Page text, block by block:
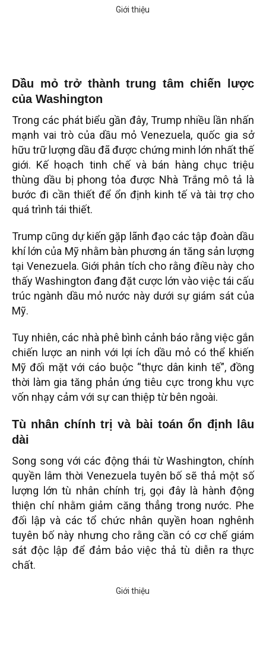
Dầu mỏ trở thành trung tâm chiến lược
của Washington
Trong các phát biểu gần đây, Trump nhiều lần nhấn
mạnh vai trò của dầu mỏ Venezuela, quốc gia sở
hữu trữ lượng dầu đã được chứng minh lớn nhất thế
giới. Kế hoạch tinh chế và bán hàng chục triệu
thùng dầu bị phong tỏa được Nhà Trắng mô tả là
bước đi cần thiết để ổn định kinh tế và tài trợ cho
quá trình tái thiết.
Trump cũng dự kiến gặp lãnh đạo các tập đoàn dầu
khí lớn của Mỹ nhằm bàn phương án tăng sản lượng
tại Venezuela. Giới phân tích cho rằng điều này cho
thấy Washington đang đặt cược lớn vào việc tái cấu
trúc ngành dầu mỏ nước này dưới sự giám sát của
Mỹ.
Tuy nhiên, các nhà phê bình cảnh báo rằng việc gắn
chiến lược an ninh với lợi ích dầu mỏ có thể khiến
Mỹ đối mặt với cáo buộc “thực dân kinh tế”, đồng
thời làm gia tăng phản ứng tiêu cực trong khu vực
vốn nhạy cảm với sự can thiệp từ bên ngoài.
Tù nhân chính trị và bài toán ổn định lâu
dài
Song song với các động thái từ Washington, chính
quyền lâm thời Venezuela tuyên bố sẽ thả một số
lượng lớn tù nhân chính trị, gọi đây là hành động
thiện chí nhằm giảm căng thẳng trong nước. Phe
đối lập và các tổ chức nhân quyền hoan nghênh
tuyên bố này nhưng cho rằng cần có cơ chế giám
sát độc lập để đảm bảo việc thả tù diễn ra thực
chất.